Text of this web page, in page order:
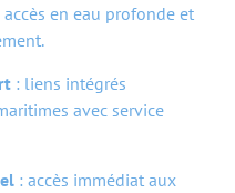
en eau profonde et
: liens intégrés
avec service
: accès immédiat aux